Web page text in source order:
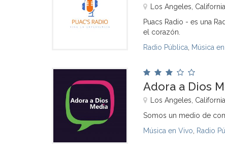
Los Angeles, California,
Puacs Radio - es una
el corazón.
Radio Pública
Música
Adora a Dios
Los Angeles, California,
Somos un medio de
Música en Vivo
Radio